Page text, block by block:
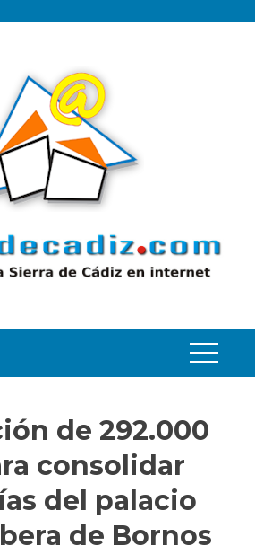
de 292.000
consolidar
del palacio
de Bornos